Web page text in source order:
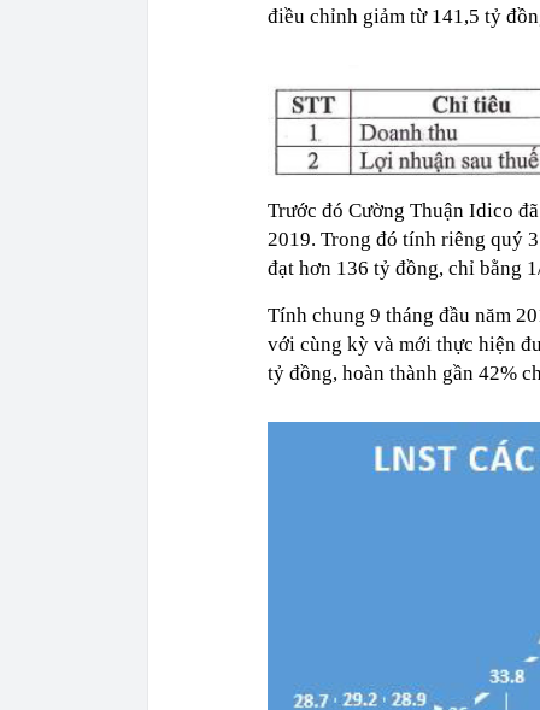
11:50
Việt Nam có
516 tỷ đồng/
11:44
Khu Đông TP.
trường quý
11:42
Siêu dự án
11:42
6 thứ càng
điều chỉnh giảm từ 141,5 tỷ
Trước đó Cường Thuận Idico
2019. Trong đó tính riêng quý
đạt hơn 136 tỷ đồng, chỉ bằng
Tính chung 9 tháng đầu năm
với cùng kỳ và mới thực hiện
tỷ đồng, hoàn thành gần 42%